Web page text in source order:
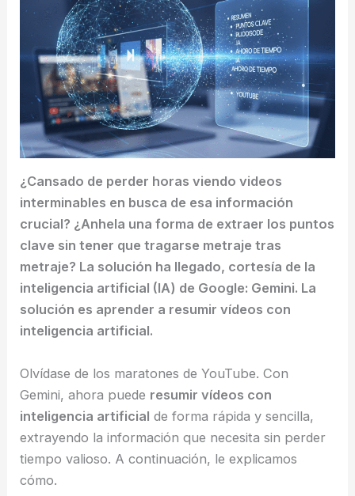
¿Cansado de perder horas viendo videos
interminables en busca de esa información
crucial? ¿Anhela una forma de extraer los puntos
clave sin tener que tragarse metraje tras
metraje? La solución ha llegado, cortesía de la
inteligencia artificial (IA) de Google: Gemini. La
solución es aprender a resumir vídeos con
inteligencia artificial.
Olvídase de los maratones de YouTube. Con
Gemini, ahora puede resumir vídeos con
inteligencia artificial de forma rápida y sencilla,
extrayendo la información que necesita sin perder
tiempo valioso. A continuación, le explicamos
cómo.